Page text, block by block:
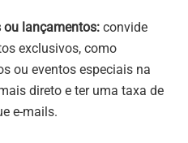
ou lançamentos: convide
exclusivos, como
ou eventos especiais na
direto e ter uma taxa de
e-mails.